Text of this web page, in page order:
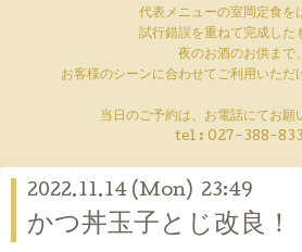
代表メニューの室岡定食を
試行錯誤を重ねて完成した
夜のお酒のお供まで、
お客様のシーンに合わせてご利用いただ
当日のご予約は、お電話にてお願
tel : 027-388-
2022.11.14 (Mon) 23:49
かつ丼玉子とじ改良！